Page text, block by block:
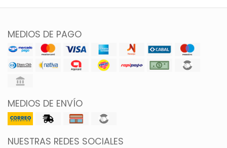
MEDIOS DE PAGO
MEDIOS DE ENVÍO
NUESTRAS REDES SOCIALES